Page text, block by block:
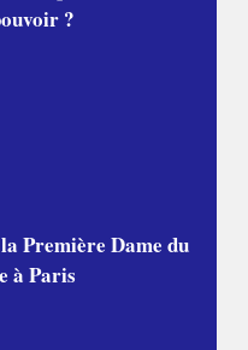
?
Première Dame du
à Paris